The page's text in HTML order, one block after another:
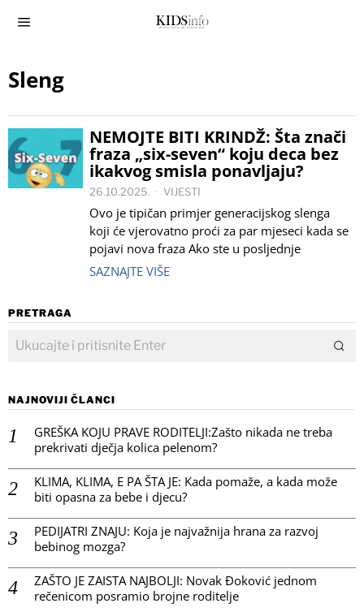
Sleng
NEMOJTE BITI KRINDŽ: Šta znači
fraza „six-seven“ koju deca bez
ikakvog smisla ponavljaju?
26.10.2025. VIJESTI
Ovo je tipičan primjer generacijskog slenga
koji će vjerovatno proći za par mjeseci kada se
pojavi nova fraza Ako ste u posljednje
SAZNAJTE VIŠE
PRETRAGA
NAJNOVIJI ČLANCI
GREŠKA KOJU PRAVE RODITELJI:Zašto nikada ne treba
prekrivati dječja kolica pelenom?
KLIMA, KLIMA, E PA ŠTA JE: Kada pomaže, a kada može
biti opasna za bebe i djecu?
PEDIJATRI ZNAJU: Koja je najvažnija hrana za razvoj
bebinog mozga?
ZAŠTO JE ZAISTA NAJBOLJI: Novak Đoković jednom
rečenicom posramio brojne roditelje